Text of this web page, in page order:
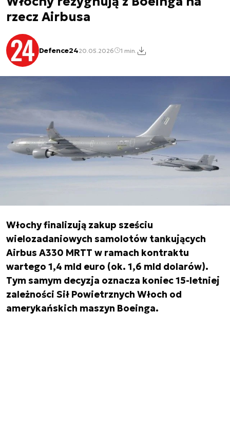
rzecz Airbusa
Defence2420.05.2026 1 min.
Włochy finalizują zakup sześciu
wielozadaniowych samolotów tankujących
Airbus A330 MRTT w ramach kontraktu
wartego 1,4 mld euro (ok. 1,6 mld dolarów).
Tym samym decyzja oznacza koniec 15-letniej
zależności Sił Powietrznych Włoch od
amerykańskich maszyn Boeinga.